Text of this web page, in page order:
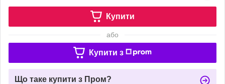
Купити
або
Купити з
Що таке купити з Пром?